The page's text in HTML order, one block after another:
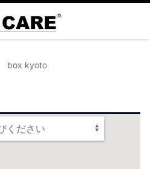
box kyoto
ください